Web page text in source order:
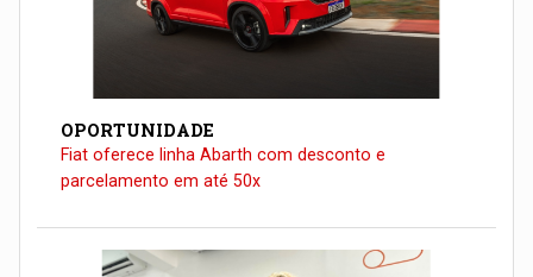
OPORTUNIDADE
Fiat oferece linha Abarth com desconto e
parcelamento em até 50x